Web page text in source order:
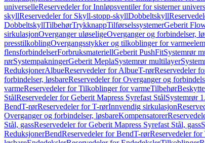
universelleReservedeler for Innløpsventiler for sisterner
skyllReservedeler for Skyll-stopp-skyllDobbeltskyll
DobbeltskyllTilbehørTrykknappTilførselssystemerGeberit
sirkulasjonOverganger uløseligeOverganger og forbindelser,
presstilkoblingOvergangsstykker og tilkoblinger for
flensforbindelserForbruksmateriellGeberit PushFitSystemrør
rørSystempakningerGeberit MeplaSystemrør multilayer
ReduksjonerAlbueReservedeler for AlbueT-rørReservedeler
forbindelser, løsbareReservedeler for Overganger og
varmeReservedeler for Tilkoblinger for varmeTilbehør
StålReservedeler for Geberit Mapress Syrefast StålSystemrør
BendT-rørReservedeler for T-rørInnvendig sirkulasjon
Overganger og forbindelser, løsbareKompensatorer
Stål, gassReservedeler for Geberit Mapress Syrefast Stål, gass
ReduksjonerBendReservedeler for BendT-rørReservedeler for